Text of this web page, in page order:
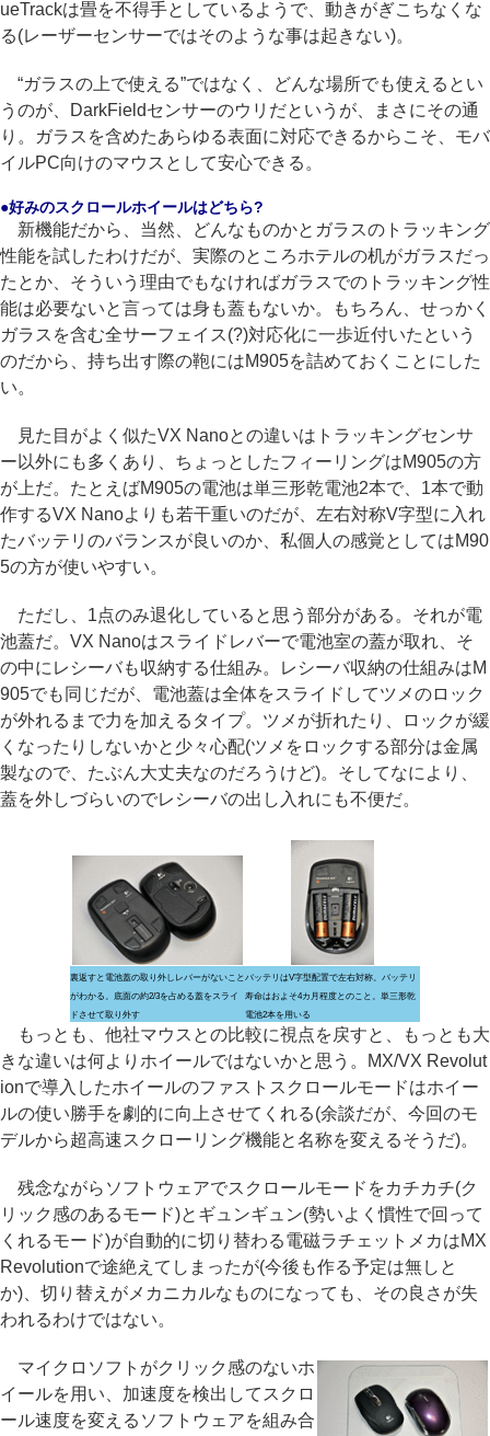
ueTrackは畳を不得手としているようで、動きがぎこちなくな
る(レーザーセンサーではそのような事は起きない)。
“ガラスの上で使える”ではなく、どんな場所でも使えるとい
うのが、DarkFieldセンサーのウリだというが、まさにその通
り。ガラスを含めたあらゆる表面に対応できるからこそ、モバ
イルPC向けのマウスとして安心できる。
●好みのスクロールホイールはどちら?
新機能だから、当然、どんなものかとガラスのトラッキング
性能を試したわけだが、実際のところホテルの机がガラスだっ
たとか、そういう理由でもなければガラスでのトラッキング性
能は必要ないと言っては身も蓋もないか。もちろん、せっかく
ガラスを含む全サーフェイス(?)対応化に一歩近付いたという
のだから、持ち出す際の鞄にはM905を詰めておくことにした
い。
見た目がよく似たVX Nanoとの違いはトラッキングセンサ
ー以外にも多くあり、ちょっとしたフィーリングはM905の方
が上だ。たとえばM905の電池は単三形乾電池2本で、1本で動
作するVX Nanoよりも若干重いのだが、左右対称V字型に入れ
たバッテリのバランスが良いのか、私個人の感覚としてはM90
5の方が使いやすい。
ただし、1点のみ退化していると思う部分がある。それが電
池蓋だ。VX Nanoはスライドレバーで電池室の蓋が取れ、そ
の中にレシーバも収納する仕組み。レシーバ収納の仕組みはM
905でも同じだが、電池蓋は全体をスライドしてツメのロック
が外れるまで力を加えるタイプ。ツメが折れたり、ロックが緩
くなったりしないかと少々心配(ツメをロックする部分は金属
製なので、たぶん大丈夫なのだろうけど)。そしてなにより、
蓋を外しづらいのでレシーバの出し入れにも不便だ。
裏返すと電池蓋の取り外しレバーがないこと
がわかる。底面の約2/3を占める蓋をスライ
ドさせて取り外す
バッテリはV字型配置で左右対称。バッテリ
寿命はおよそ4カ月程度とのこと。単三形乾
電池2本を用いる
もっとも、他社マウスとの比較に視点を戻すと、もっとも大
きな違いは何よりホイールではないかと思う。MX/VX Revolut
ionで導入したホイールのファストスクロールモードはホイー
ルの使い勝手を劇的に向上させてくれる(余談だが、今回のモ
デルから超高速スクローリング機能と名称を変えるそうだ)。
残念ながらソフトウェアでスクロールモードをカチカチ(ク
リック感のあるモード)とギュンギュン(勢いよく慣性で回って
くれるモード)が自動的に切り替わる電磁ラチェットメカはMX
Revolutionで途絶えてしまったが(今後も作る予定は無しと
か)、切り替えがメカニカルなものになっても、その良さが失
われるわけではない。
マイクロソフトがクリック感のないホ
イールを用い、加速度を検出してスクロ
ール速度を変えるソフトウェアを組み合